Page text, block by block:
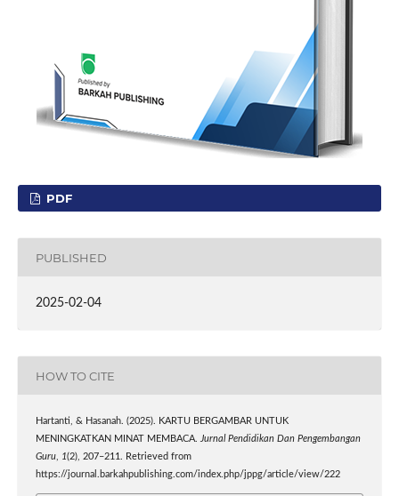
PDF
PUBLISHED
2025-02-04
HOW TO CITE
Hartanti, & Hasanah. (2025). KARTU BERGAMBAR UNTUK
MENINGKATKAN MINAT MEMBACA. Jurnal Pendidikan Dan Pengembangan
Guru, 1(2), 207–211. Retrieved from
https://journal.barkahpublishing.com/index.php/jppg/article/view/222